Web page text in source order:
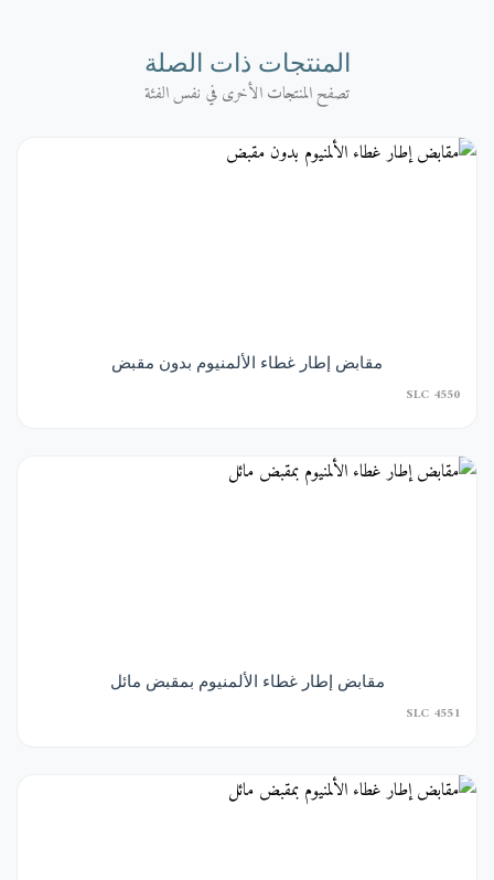
المنتجات ذات الصلة
تصفح المنتجات الأخرى في نفس الفئة
مقابض إطار غطاء الألمنيوم بدون مقبض
SLC 4550
مقابض إطار غطاء الألمنيوم بمقبض مائل
SLC 4551